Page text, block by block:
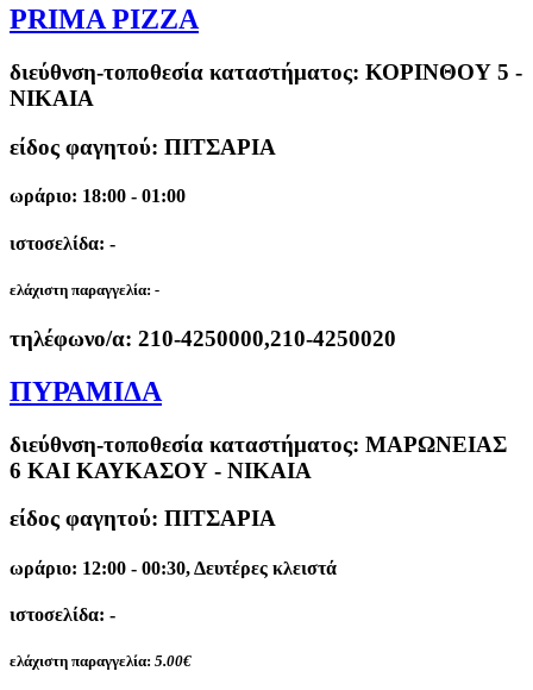
PRIMA PIZZA
διεύθνση-τοποθεσία καταστήματος: ΚΟΡΙΝΘΟΥ 5 -
ΝΙΚΑΙΑ
είδος φαγητού: ΠΙΤΣΑΡΙΑ
ωράριο: 18:00 - 01:00
ιστοσελίδα: -
ελάχιστη παραγγελία: -
τηλέφωνο/α: 210-4250000,210-4250020
ΠΥΡΑΜΙΔΑ
διεύθνση-τοποθεσία καταστήματος: ΜΑΡΩΝΕΙΑΣ
6 ΚΑΙ ΚΑΥΚΑΣΟΥ - ΝΙΚΑΙΑ
είδος φαγητού: ΠΙΤΣΑΡΙΑ
ωράριο: 12:00 - 00:30, Δευτέρες κλειστά
ιστοσελίδα: -
ελάχιστη παραγγελία: 5.00€